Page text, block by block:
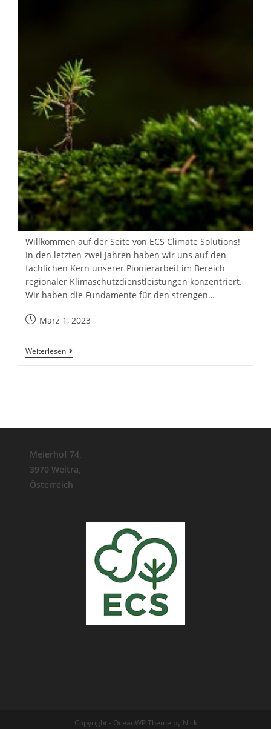
Willkommen auf der Seite von ECS Climate Solutions!
In den letzten zwei Jahren haben wir uns auf den
fachlichen Kern unserer Pionierarbeit im Bereich
regionaler Klimaschutzdienstleistungen konzentriert.
Wir haben die Fundamente für den strengen…
BeitragMärz 1, 2023
WeiterlesenWillkommen
Bei
Meierhof 74,
3970 Weitra,
Österreich
Copyright - OceanWP Theme by Nick